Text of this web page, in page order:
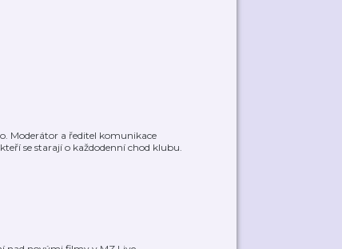
Moderátor a ředitel komunikace
se starají o každodenní chod klubu.